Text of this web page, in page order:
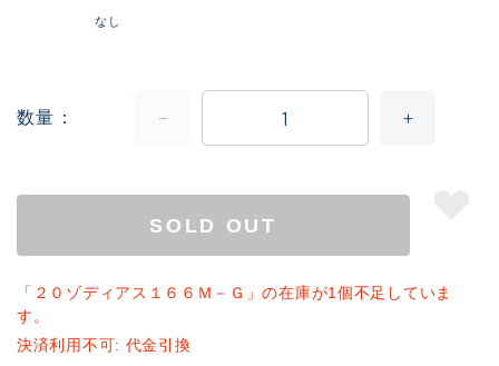
なし
数量
SOLD OUT
「２０ゾディアス１６６Ｍ－Ｇ」の在庫が1個不足していま
す。
決済利用不可: 代金引換